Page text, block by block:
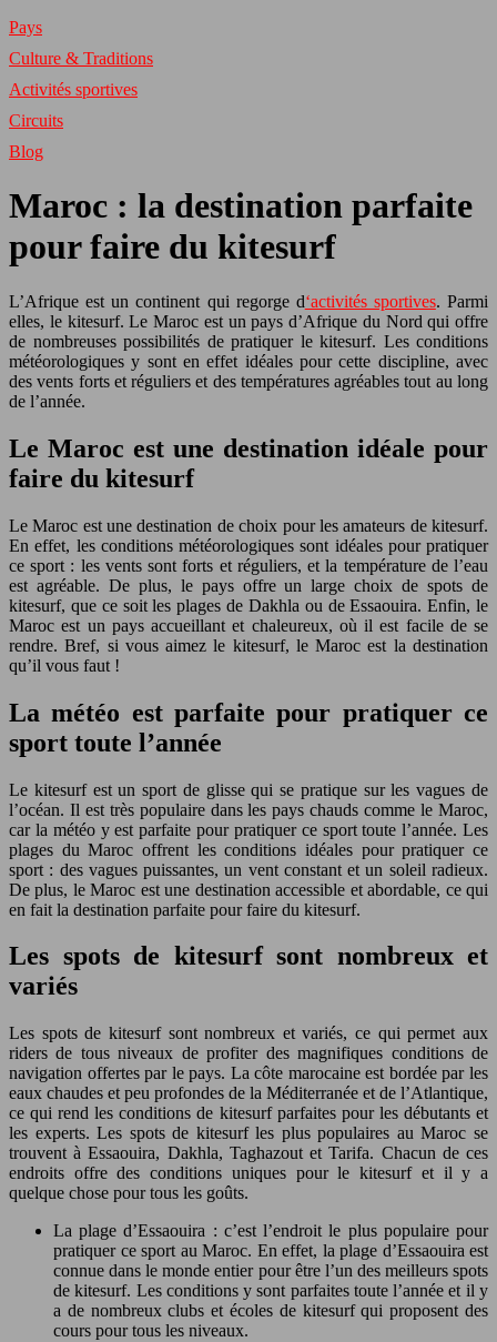
Pays
Culture & Traditions
Activités sportives
Circuits
Blog
Maroc : la destination parfaite
pour faire du kitesurf
L’Afrique est un continent qui regorge d‘activités sportives. Parmi
elles, le kitesurf. Le Maroc est un pays d’Afrique du Nord qui offre
de nombreuses possibilités de pratiquer le kitesurf. Les conditions
météorologiques y sont en effet idéales pour cette discipline, avec
des vents forts et réguliers et des températures agréables tout au long
de l’année.
Le Maroc est une destination idéale pour
faire du kitesurf
Le Maroc est une destination de choix pour les amateurs de kitesurf.
En effet, les conditions météorologiques sont idéales pour pratiquer
ce sport : les vents sont forts et réguliers, et la température de l’eau
est agréable. De plus, le pays offre un large choix de spots de
kitesurf, que ce soit les plages de Dakhla ou de Essaouira. Enfin, le
Maroc est un pays accueillant et chaleureux, où il est facile de se
rendre. Bref, si vous aimez le kitesurf, le Maroc est la destination
qu’il vous faut !
La météo est parfaite pour pratiquer ce
sport toute l’année
Le kitesurf est un sport de glisse qui se pratique sur les vagues de
l’océan. Il est très populaire dans les pays chauds comme le Maroc,
car la météo y est parfaite pour pratiquer ce sport toute l’année. Les
plages du Maroc offrent les conditions idéales pour pratiquer ce
sport : des vagues puissantes, un vent constant et un soleil radieux.
De plus, le Maroc est une destination accessible et abordable, ce qui
en fait la destination parfaite pour faire du kitesurf.
Les spots de kitesurf sont nombreux et
variés
Les spots de kitesurf sont nombreux et variés, ce qui permet aux
riders de tous niveaux de profiter des magnifiques conditions de
navigation offertes par le pays. La côte marocaine est bordée par les
eaux chaudes et peu profondes de la Méditerranée et de l’Atlantique,
ce qui rend les conditions de kitesurf parfaites pour les débutants et
les experts. Les spots de kitesurf les plus populaires au Maroc se
trouvent à Essaouira, Dakhla, Taghazout et Tarifa. Chacun de ces
endroits offre des conditions uniques pour le kitesurf et il y a
quelque chose pour tous les goûts.
La plage d’Essaouira : c’est l’endroit le plus populaire pour
pratiquer ce sport au Maroc. En effet, la plage d’Essaouira est
connue dans le monde entier pour être l’un des meilleurs spots
de kitesurf. Les conditions y sont parfaites toute l’année et il y
a de nombreux clubs et écoles de kitesurf qui proposent des
cours pour tous les niveaux.